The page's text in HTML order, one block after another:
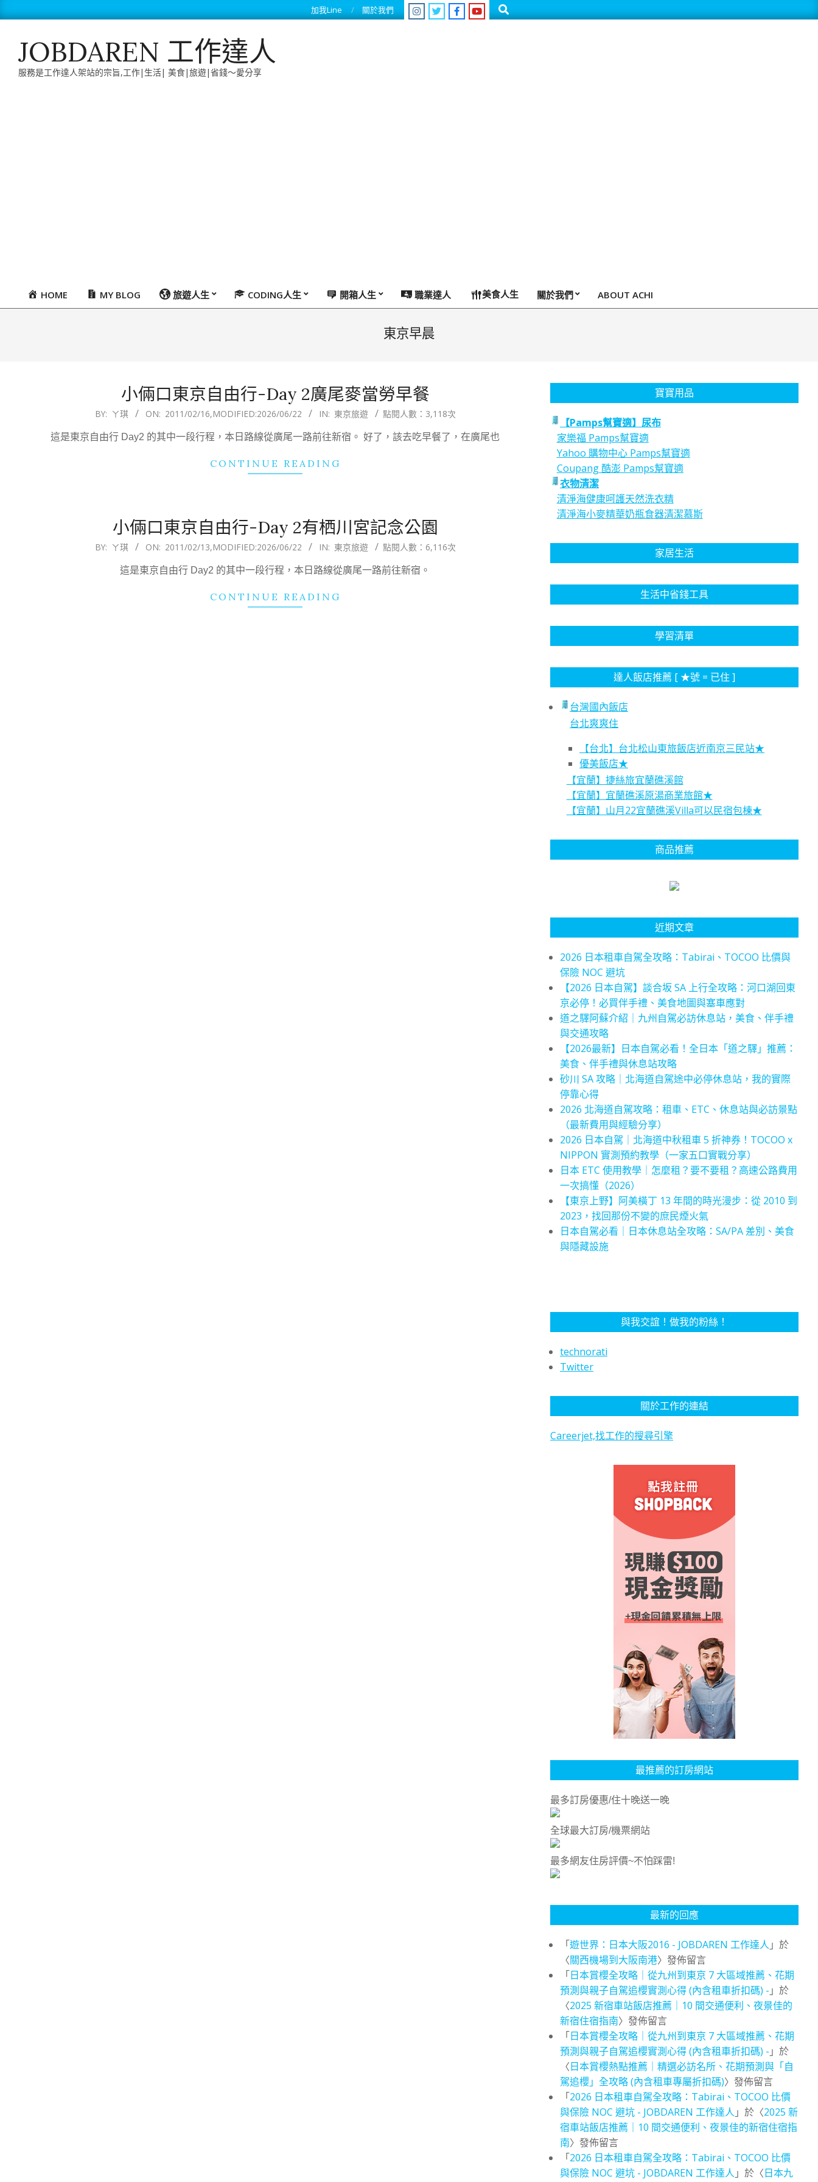
to
加我Line 關於我們 Search
JOBDAREN 工作達人
服務是工作達人架站的宗旨,工作|生活| 美食|旅遊|省錢～愛分享
PrimaryHOME MY BLOG 旅遊人生 CODING人生 開箱人生 職業達人 美食人生 關於我們 ABOUT ACHI
東京早晨
小倆口東京自由行-Day 2廣尾麥當勞早餐
BY: ㄚ琪 ON: 2011/02/16,MODIFIED:2026/06/22 IN: 東京旅遊 點閱人數：3,118次
這是東京自由行 Day2 的其中一段行程，本日路線從廣尾一路前往新宿。 好了，該去吃早餐了，在廣尾也
CONTINUE READING
小倆口東京自由行-Day 2有栖川宮記念公園
BY: ㄚ琪 ON: 2011/02/13,MODIFIED:2026/06/22 IN: 東京旅遊 點閱人數：6,116次
這是東京自由行 Day2 的其中一段行程，本日路線從廣尾一路前往新宿。
CONTINUE READING
寶寶用品
【Pamps幫寶適】尿布
家樂福 Pamps幫寶適
Yahoo 購物中心 Pamps幫寶適
Coupang 酷澎 Pamps幫寶適
衣物清潔
清淨海健康呵護天然洗衣精
清淨海小麥精華奶瓶食器清潔慕斯
家居生活
生活中省錢工具
學習清單
達人飯店推薦 [ ★號 = 已住 ]
台灣國內飯店
台北爽爽住
【台北】台北松山東旅飯店近南京三民站★
優美飯店★
【宜蘭】捷絲旅宜蘭礁溪館
【宜蘭】宜蘭礁溪原湯商業旅館★
【宜蘭】山月22宜蘭礁溪Villa可以民宿包棟★
商品推薦
近期文章
2026 日本租車自駕全攻略：Tabirai、TOCOO 比價與
保險 NOC 避坑
【2026 日本自駕】談合坂 SA 上行全攻略：河口湖回東
京必停！必買伴手禮、美食地圖與塞車應對
道之驛阿蘇介紹｜九州自駕必訪休息站，美食、伴手禮
與交通攻略
【2026最新】日本自駕必看！全日本「道之驛」推薦：
美食、伴手禮與休息站攻略
砂川 SA 攻略｜北海道自駕途中必停休息站，我的實際
停靠心得
2026 北海道自駕攻略：租車、ETC、休息站與必訪景點
（最新費用與經驗分享）
2026 日本自駕｜北海道中秋租車 5 折神券！TOCOO x
NIPPON 實測預約教學（一家五口實戰分享）
日本 ETC 使用教學｜怎麼租？要不要租？高速公路費用
一次搞懂（2026）
【東京上野】阿美橫丁 13 年間的時光漫步：從 2010 到
2023，找回那份不變的庶民煙火氣
日本自駕必看｜日本休息站全攻略：SA/PA 差別、美食
與隱藏設施
與我交誼！做我的粉絲！
technorati
Twitter
關於工作的連結
Careerjet,找工作的搜尋引擎
最推薦的訂房網站
最多訂房優惠/住十晚送一晚
全球最大訂房/機票網站
最多網友住房評價~不怕踩雷!
最新的回應
「遊世界：日本大阪2016 - JOBDAREN 工作達人 」於
〈關西機場到大阪南港〉發佈留言
「日本賞櫻全攻略｜從九州到東京 7 大區域推薦、花期
預測與親子自駕追櫻實測心得 (內含租車折扣碼) - 」於
〈2025 新宿車站飯店推薦｜10 間交通便利、夜景佳的
新宿住宿指南〉發佈留言
「日本賞櫻全攻略｜從九州到東京 7 大區域推薦、花期
預測與親子自駕追櫻實測心得 (內含租車折扣碼) - 」於
〈日本賞櫻熱點推薦｜精選必訪名所、花期預測與「自
駕追櫻」全攻略 (內含租車專屬折扣碼)〉發佈留言
「2026 日本租車自駕全攻略：Tabirai、TOCOO 比價
與保險 NOC 避坑 - JOBDAREN 工作達人 」於〈2025 新
宿車站飯店推薦｜10 間交通便利、夜景佳的新宿住宿指
南〉發佈留言
「2026 日本租車自駕全攻略：Tabirai、TOCOO 比價
與保險 NOC 避坑 - JOBDAREN 工作達人 」於〈日本九